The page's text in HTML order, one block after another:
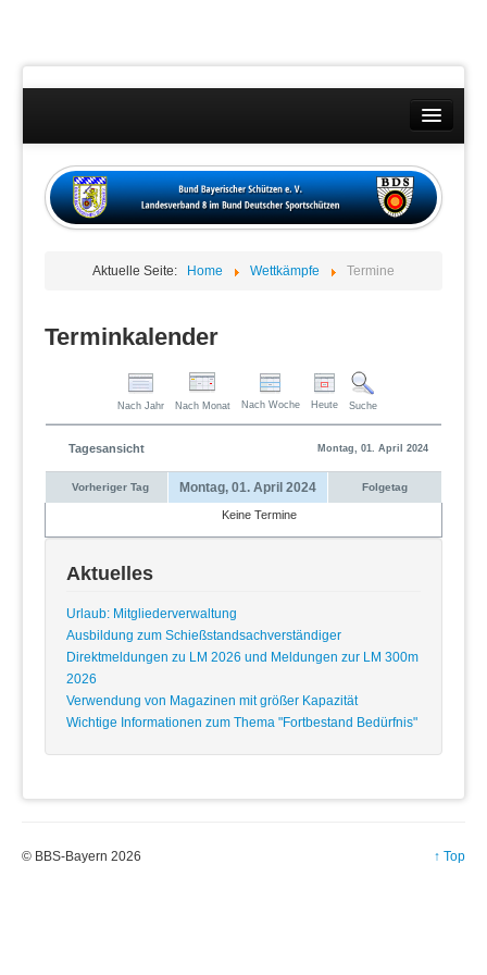
Wettkämpfe
Datenschutzübersicht
Aktuelle Seite: Home Wettkämpfe Termine
Terminkalender
Nach Jahr Nach Monat Nach Woche Heute Suche
Tagesansicht Montag, 01. April 2024
Vorheriger Tag Montag, 01. April 2024 Folgetag
Keine Termine
Aktuelles
Urlaub: Mitgliederverwaltung
Ausbildung zum Schießstandsachverständiger
Direktmeldungen zu LM 2026 und Meldungen zur LM 300m
2026
Verwendung von Magazinen mit größer Kapazität
Wichtige Informationen zum Thema "Fortbestand Bedürfnis"
↑ Top
© BBS-Bayern 2026